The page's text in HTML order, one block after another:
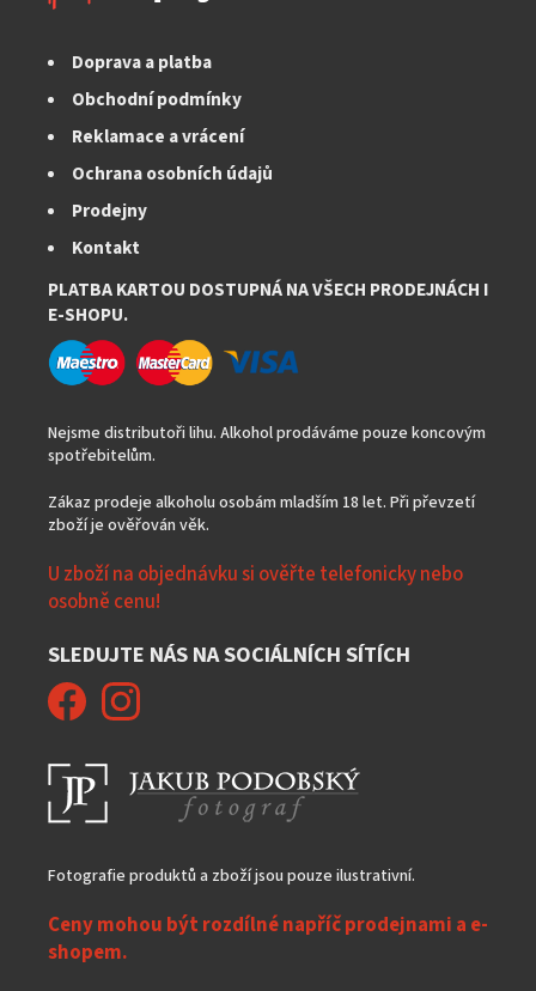
Doprava a platba
Obchodní podmínky
Reklamace a vrácení
Ochrana osobních údajů
Prodejny
Kontakt
PLATBA KARTOU DOSTUPNÁ NA VŠECH PRODEJNÁCH I
E-SHOPU.
Nejsme distributoři lihu. Alkohol prodáváme pouze koncovým
spotřebitelům.
Zákaz prodeje alkoholu osobám mladším 18 let. Při převzetí
zboží je ověřován věk.
U zboží na objednávku si ověřte telefonicky nebo
osobně cenu!
SLEDUJTE NÁS NA SOCIÁLNÍCH SÍTÍCH
Fotografie produktů a zboží jsou pouze ilustrativní.
Ceny mohou být rozdílné napříč prodejnami a e-
shopem.